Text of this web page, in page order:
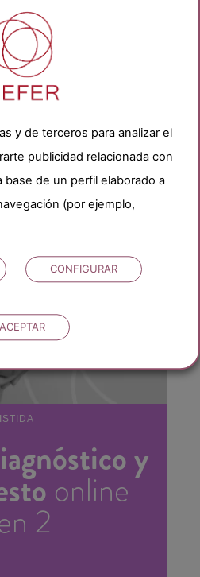
un tratamiento
un problema de
recurre a reproducción
y
online
2
y de terceros para analizar el
publicidad relacionada con
de un perfil elaborado a
(por ejemplo,
CONFIGURAR
ACEPTAR